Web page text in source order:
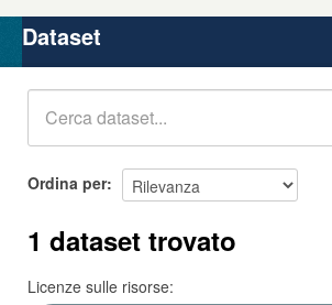
Organizzazioni
Gruppi
Dataset
Ordina per
1 dataset trovato
Licenze sulle risorse: